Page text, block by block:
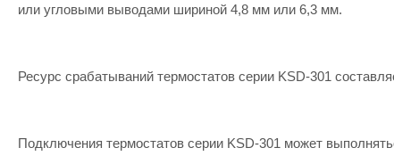
или угловыми выводами шириной 4,8 мм или 6,3 мм.
Ресурс срабатываний термостатов серии KSD-301
Подключения термостатов серии KSD-301 может